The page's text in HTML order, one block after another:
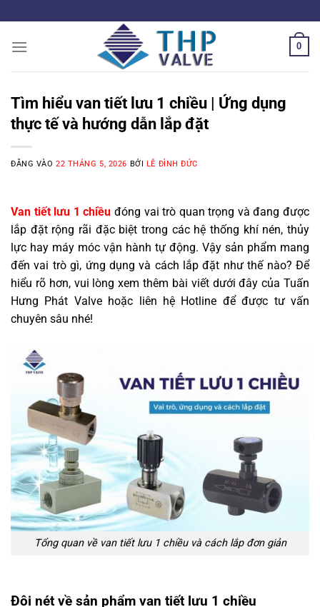
qua
nội
0
Tìm hiểu van tiết lưu 1 chiều | Ứng dụng
thực tế và hướng dẫn lắp đặt
ĐĂNG VÀO22 THÁNG 5, 2026 BỞI LÊ ĐÌNH ĐỨC
Van tiết lưu 1 chiều đóng vai trò quan trọng và đang được
lắp đặt rộng rãi đặc biệt trong các hệ thống khí nén, thủy
lực hay máy móc vận hành tự động. Vậy sản phẩm mang
đến vai trò gì, ứng dụng và cách lắp đặt như thế nào? Để
hiểu rõ hơn, vui lòng xem thêm bài viết dưới đây của Tuấn
Hưng Phát Valve hoặc liên hệ Hotline để được tư vấn
chuyên sâu nhé!
Tổng quan về van tiết lưu 1 chiều và cách lắp đơn giản
Đôi nét về sản phẩm van tiết lưu 1 chiều